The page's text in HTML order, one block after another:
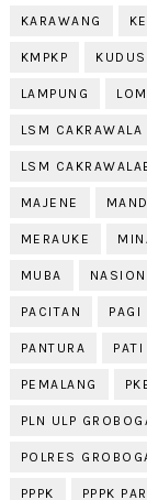
KARAWANG
KMPKP KUDUS
LAMPUNG
LSM
LSM
MAJENE
MERAUKE
MUBA
PACITAN PAGI
PANTURA PATI
PEMALANG
PLN ULP
POLRES
PPPK PPPK